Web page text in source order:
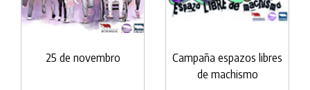
25 de novembro
Campaña espazos libres
de machismo